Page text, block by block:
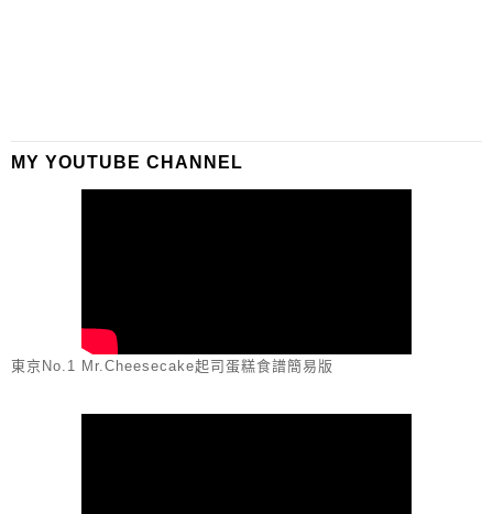
MY YOUTUBE CHANNEL
東京No.1 Mr.Cheesecake起司蛋糕食譜簡易版